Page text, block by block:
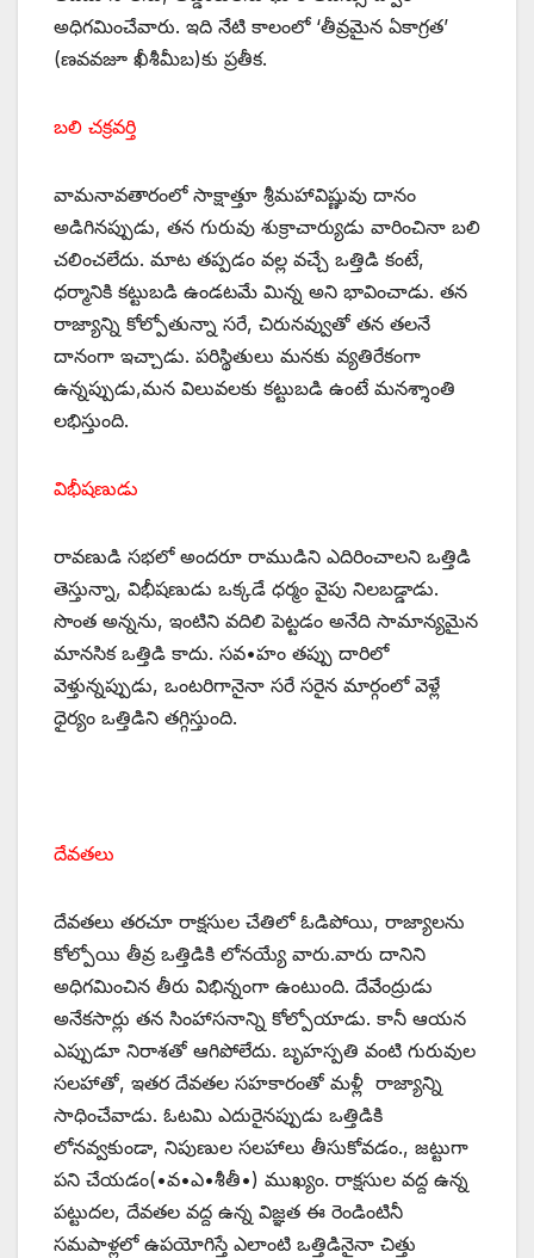
అధిగమించేవారు. ఇది నేటి కాలంలో ‘తీవ్రమైన ఏకాగ్రత’
(ణవవజూ ఖీశీమీబ)కు ప్రతీక.
బలి చక్రవర్తి
వామనావతారంలో సాక్షాత్తూ శ్రీమహావిష్ణువు దానం
అడిగినప్పుడు, తన గురువు శుక్రాచార్యుడు వారించినా బలి
చలించలేదు. మాట తప్పడం వల్ల వచ్చే ఒత్తిడి కంటే,
ధర్మానికి కట్టుబడి ఉండటమే మిన్న అని భావించాడు. తన
రాజ్యాన్ని కోల్పోతున్నా సరే, చిరునవ్వుతో తన తలనే
దానంగా ఇచ్చాడు. పరిస్థితులు మనకు వ్యతిరేకంగా
ఉన్నప్పుడు,మన విలువలకు కట్టుబడి ఉంటే మనశ్శాంతి
లభిస్తుంది.
విభీషణుడు
రావణుడి సభలో అందరూ రాముడిని ఎదిరించాలని ఒత్తిడి
తెస్తున్నా, విభీషణుడు ఒక్కడే ధర్మం వైపు నిలబడ్డాడు.
సొంత అన్నను, ఇంటిని వదిలి పెట్టడం అనేది సామాన్యమైన
మానసిక ఒత్తిడి కాదు. సవ•హం తప్పు దారిలో
వెళ్తున్నప్పుడు, ఒంటరిగానైనా సరే సరైన మార్గంలో వెళ్లే
ధైర్యం ఒత్తిడిని తగ్గిస్తుంది.
దేవతలు
దేవతలు తరచూ రాక్షసుల చేతిలో ఓడిపోయి, రాజ్యాలను
కోల్పోయి తీవ్ర ఒత్తిడికి లోనయ్యే వారు.వారు దానిని
అధిగమించిన తీరు విభిన్నంగా ఉంటుంది. దేవేంద్రుడు
అనేకసార్లు తన సింహాసనాన్ని కోల్పోయాడు. కానీ ఆయన
ఎప్పుడూ నిరాశతో ఆగిపోలేదు. బృహస్పతి వంటి గురువుల
సలహాతో, ఇతర దేవతల సహకారంతో మళ్లీ రాజ్యాన్ని
సాధించేవాడు. ఓటమి ఎదురైనప్పుడు ఒత్తిడికి
లోనవ్వకుండా, నిపుణుల సలహాలు తీసుకోవడం., జట్టుగా
పని చేయడం(•వ•ఎ•శీతీ•) ముఖ్యం. రాక్షసుల వద్ద ఉన్న
పట్టుదల, దేవతల వద్ద ఉన్న విజ్ఞత ఈ రెండింటినీ
సమపాళ్లలో ఉపయోగిస్తే ఎలాంటి ఒత్తిడినైనా చిత్తు